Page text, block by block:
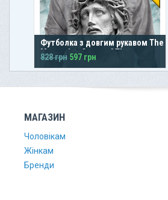
Футболка з довгим рукавом The
Mountain · Crown of Thorns
828 грн 597 грн
МАГАЗИН
Чоловікам
Жінкам
Бренди